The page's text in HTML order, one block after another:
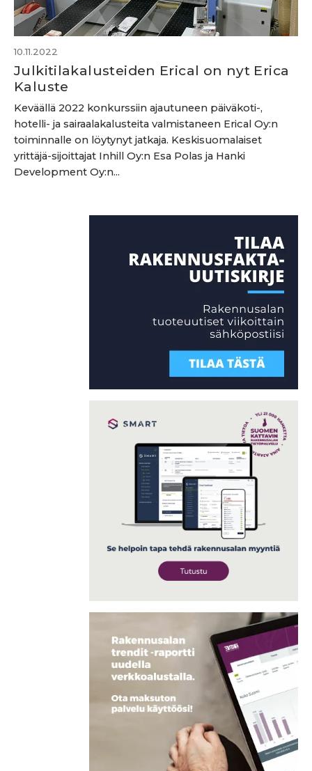
10.11.2022
Julkitilakalusteiden Erical on nyt Erica
Kaluste
Keväällä 2022 konkurssiin ajautuneen päiväkoti-,
hotelli- ja sairaalakalusteita valmistaneen Erical Oy:n
toiminnalle on löytynyt jatkaja. Keskisuomalaiset
yrittäjä-sijoittajat Inhill Oy:n Esa Polas ja Hanki
Development Oy:n...